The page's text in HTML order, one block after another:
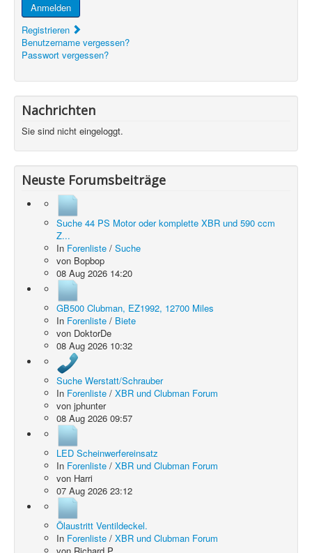
Anmelden
Registrieren
Benutzername vergessen?
Passwort vergessen?
Nachrichten
Sie sind nicht eingeloggt.
Neuste Forumsbeiträge
Suche 44 PS Motor oder komplette XBR und 590 ccm
Z...
In Forenliste / Suche
von Bopbop
08 Aug 2026 14:20
GB500 Clubman, EZ1992, 12700 Miles
In Forenliste / Biete
von DoktorDe
08 Aug 2026 10:32
Suche Werstatt/Schrauber
In Forenliste / XBR und Clubman Forum
von jphunter
08 Aug 2026 09:57
LED Scheinwerfereinsatz
In Forenliste / XBR und Clubman Forum
von Harri
07 Aug 2026 23:12
Ölaustritt Ventildeckel.
In Forenliste / XBR und Clubman Forum